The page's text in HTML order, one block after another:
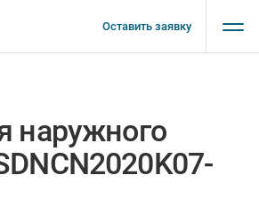
Оставить заявку
наружного